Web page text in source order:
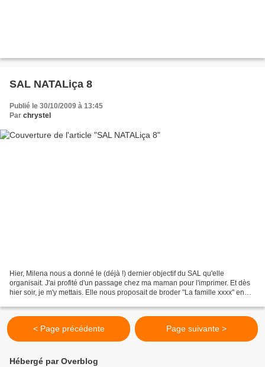
SAL NATALiça 8
Publié le 30/10/2009 à 13:45
Par chrystel
Hier, Milena nous a donné le (déjà !) dernier objectif du SAL qu'elle
organisait. J'ai profité d'un passage chez ma maman pour l'imprimer. Et dès
hier soir, je m'y mettais. Elle nous proposait de broder "La famille xxxx" en
< Page précédente Page suivante >
Hébergé par Overblog